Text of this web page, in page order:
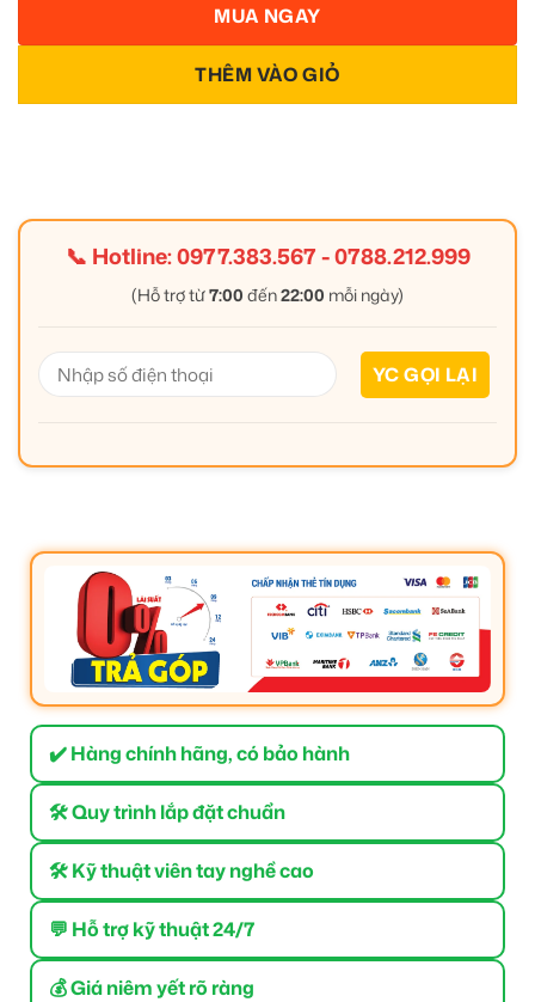
THÊM VÀO GIỎ
MUA NGAY
📞 Hotline:0977.383.567-0788.212.999
(Hỗ trợ từ7:00 đến22:00 mỗi ngày)
✔️ Hàng chính hãng, có bảo hành
🛠 Quy trình lắp đặt chuẩn
🛠 Kỹ thuật viên tay nghề cao
💬 Hỗ trợ kỹ thuật 24/7
💰 Giá niêm yết rõ ràng